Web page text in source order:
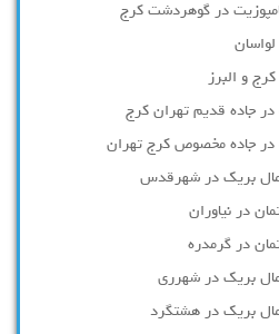
در گوهردشت کرج
لواسان
و البرز
جاده قدیم تهران کرج
در جاده مخصوص کرج تهران
بریک در شهرقدس
در نیاوران
در گرمدره
بریک در شهرری
بریک در هشتگرد